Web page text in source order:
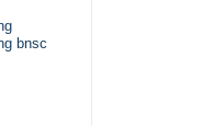
bnsc